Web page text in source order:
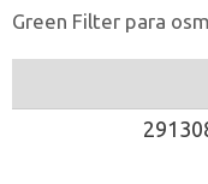
Green Filter para